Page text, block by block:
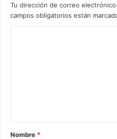
Tu dirección de correo
campos obligatorios están
Nombre *